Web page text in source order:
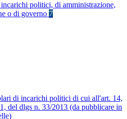
politici, di amministrazione,
o di governo 7
di incarichi politici di cui all'art. 14,
del dlgs n. 33/2013 (da pubblicare in